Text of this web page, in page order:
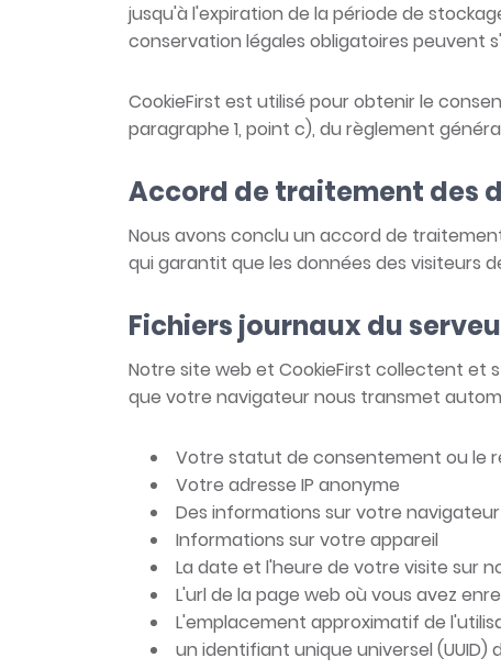
jusqu'à l'expiration de la période de
conservation légales obligatoires peuvent
CookieFirst est utilisé pour obtenir le
paragraphe 1, point c), du règlement
Accord de traitement des
Nous avons conclu un accord de
qui garantit que les données des visiteurs
Fichiers journaux du
Notre site web et CookieFirst collectent et
que votre navigateur nous transmet
Votre statut de consentement ou le
Votre adresse IP anonyme
Des informations sur votre navigateur
Informations sur votre appareil
La date et l'heure de votre visite sur
L'url de la page web où vous avez
L'emplacement approximatif de
un identifiant unique universel (UUID)